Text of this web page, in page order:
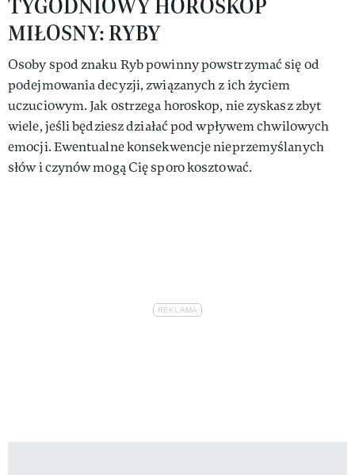
TYGODNIOWY HOROSKOP
MIŁOSNY: RYBY
Osoby spod znaku Ryb powinny powstrzymać się od
podejmowania decyzji, związanych z ich życiem
uczuciowym. Jak ostrzega horoskop, nie zyskasz zbyt
wiele, jeśli będziesz działać pod wpływem chwilowych
emocji. Ewentualne konsekwencje nieprzemyślanych
słów i czynów mogą Cię sporo kosztować.